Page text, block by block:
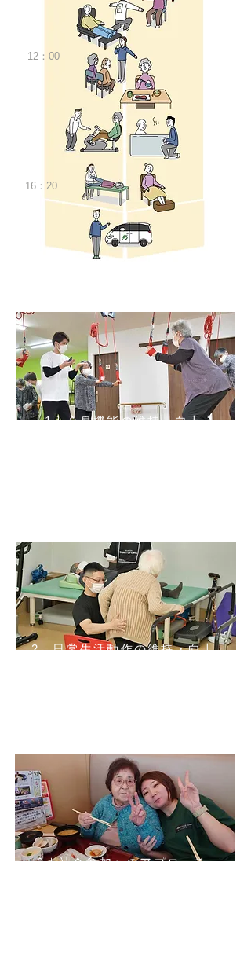
Service
​サービス内容
12：00
16：20
1｜​心身機能の維持・向上
2｜日常生活動作の維持・向上
3｜​社会参加へのアプローチ